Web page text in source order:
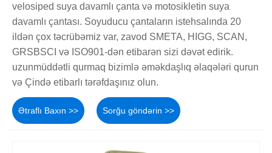
velosiped suya davamlı çanta və motosikletin suya
davamlı çantası. Soyuducu çantaların istehsalında 20
ildən çox təcrübəmiz var, zavod SMETA, HIGG, SCAN,
GRSBSCI və ISO901-dən etibarən sizi dəvət edirik.
uzunmüddətli qurmaq bizimlə əməkdaşlıq əlaqələri qurun
və Çində etibarlı tərəfdaşınız olun.
Ətraflı Baxın >> Sorğu göndərin >>